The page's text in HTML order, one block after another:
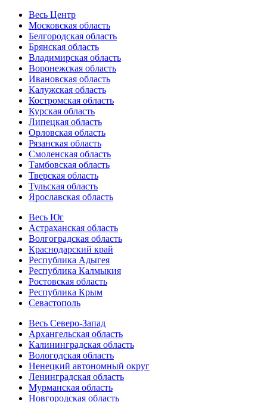
Весь Центр
Московская область
Белгородская область
Брянская область
Владимирская область
Воронежская область
Ивановская область
Калужская область
Костромская область
Курская область
Липецкая область
Орловская область
Рязанская область
Смоленская область
Тамбовская область
Тверская область
Тульская область
Ярославская область
Весь Юг
Астраханская область
Волгоградская область
Краснодарский край
Республика Адыгея
Республика Калмыкия
Ростовская область
Республика Крым
Севастополь
Весь Северо-Запад
Архангельская область
Калининградская область
Вологодская область
Ненецкий автономный округ
Ленинградская область
Мурманская область
Новгородская область